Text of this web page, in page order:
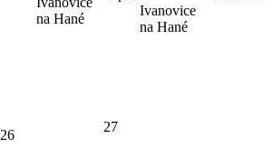
na Hané
Ivanovice
na Hané
26
27